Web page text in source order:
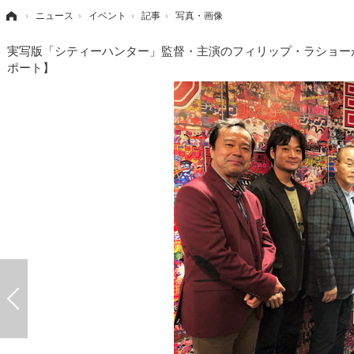
› ニュース › イベント › 記事 › 写真・画像
実写版「シティーハンター」監督・主演のフィリップ・ラショ
ポート】